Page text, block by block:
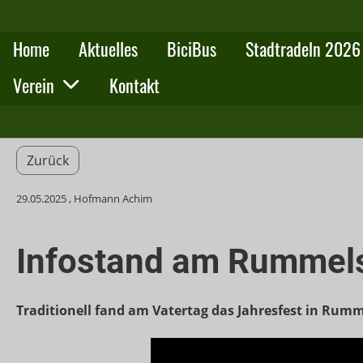
Home Aktuelles BiciBus
Stadtradeln 2026
Verein
Kontakt
Zurück
29.05.2025, Hofmann Achim
Infostand am
Traditionell fand am Vatertag das Jahresfest in